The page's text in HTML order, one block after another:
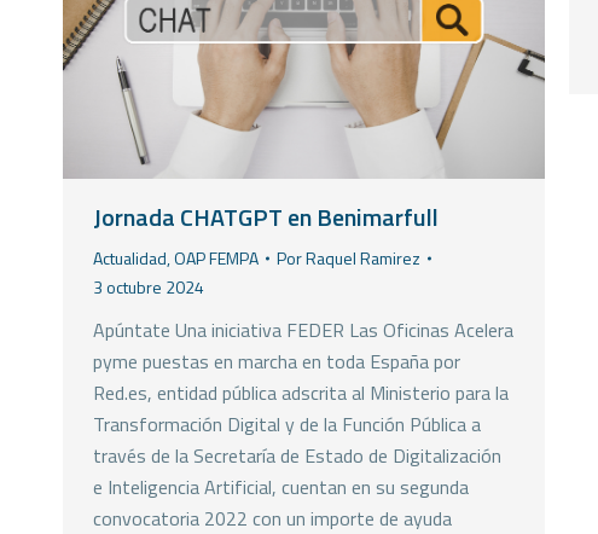
Jornada CHATGPT en Benimarfull
Actualidad,OAP FEMPA PorRaquel Ramirez
3 octubre 2024
Apúntate Una iniciativa FEDER Las Oficinas Acelera
pyme puestas en marcha en toda España por
Red.es, entidad pública adscrita al Ministerio para la
Transformación Digital y de la Función Pública a
través de la Secretaría de Estado de Digitalización
e Inteligencia Artificial, cuentan en su segunda
convocatoria 2022 con un importe de ayuda